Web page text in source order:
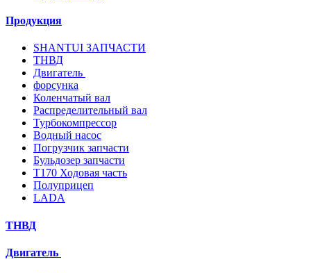
Продукция
SHANTUI ЗАПЧАСТИ
ТНВД
Двигатель
форсунка
Коленчатый вал
Распределительный вал
Турбокомпрессор
Водный насос
Погрузчик запчасти
Бульдозер запчасти
T170 Ходовая часть
Полуприцеп
LADA
ТНВД
Двигатель